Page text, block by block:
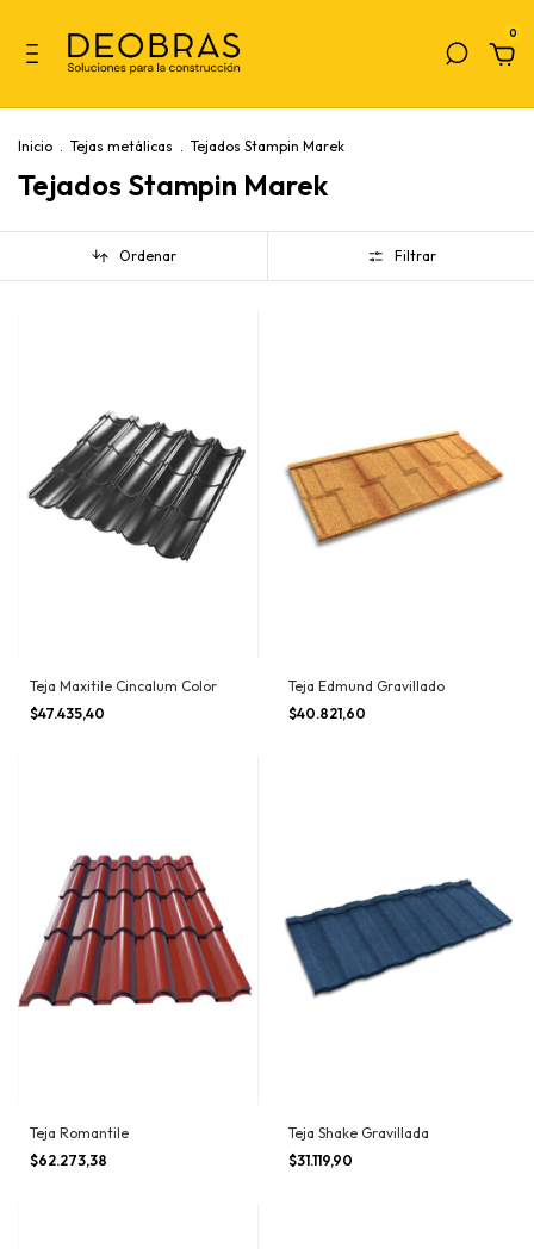
0
Inicio . Tejas metálicas . Tejados Stampin Marek
Tejados Stampin Marek
Ordenar Filtrar
Teja Maxitile Cincalum Color
$47.435,40
Teja Edmund Gravillado
$40.821,60
Teja Romantile
$62.273,38
Teja Shake Gravillada
$31.119,90